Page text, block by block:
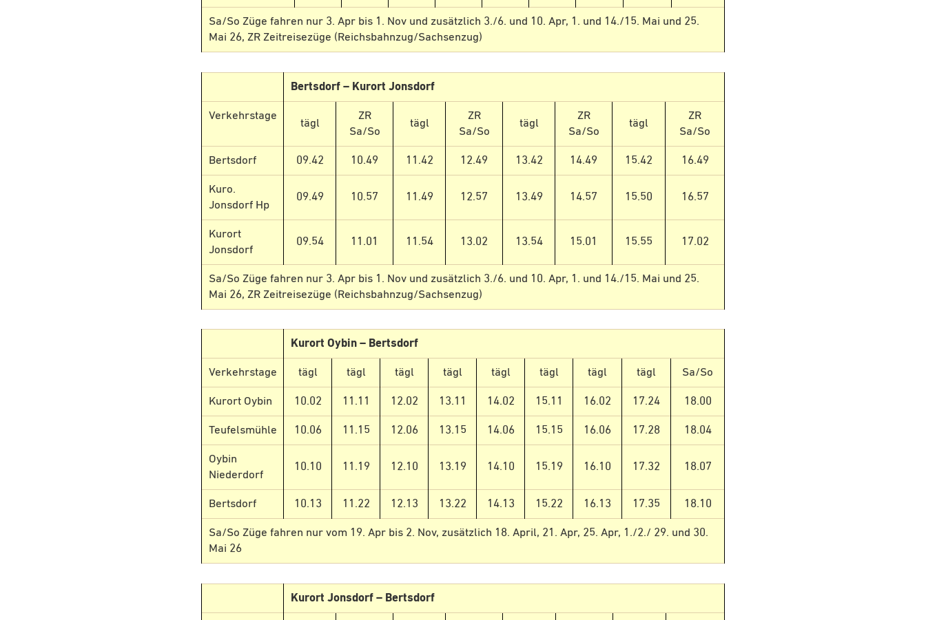
Sa/So Züge fahren nur 3. Apr bis 1. Nov und zusätzlich 3./6. und 10. Apr, 1. und 14./15. Mai und 25.
Mai 26, ZR Zeitreisezüge (Reichsbahnzug/Sachsenzug)
Bertsdorf – Kurort Jonsdorf
Verkehrstage
tägl
ZR
Sa/So
tägl
ZR
Sa/So
tägl
ZR
Sa/So
tägl
ZR
Sa/So
Bertsdorf 09.42 10.49 11.42 12.49 13.42 14.49 15.42 16.49
Kuro.
Jonsdorf Hp
09.49 10.57 11.49 12.57 13.49 14.57 15.50 16.57
Kurort
Jonsdorf
09.54 11.01 11.54 13.02 13.54 15.01 15.55 17.02
Sa/So Züge fahren nur 3. Apr bis 1. Nov und zusätzlich 3./6. und 10. Apr, 1. und 14./15. Mai und 25.
Mai 26, ZR Zeitreisezüge (Reichsbahnzug/Sachsenzug)
Kurort Oybin – Bertsdorf
Verkehrstage tägl tägl tägl tägl tägl tägl tägl tägl Sa/So
Kurort Oybin 10.02 11.11 12.02 13.11 14.02 15.11 16.02 17.24 18.00
Teufelsmühle 10.06 11.15 12.06 13.15 14.06 15.15 16.06 17.28 18.04
Oybin
Niederdorf
10.10 11.19 12.10 13.19 14.10 15.19 16.10 17.32 18.07
Bertsdorf 10.13 11.22 12.13 13.22 14.13 15.22 16.13 17.35 18.10
Sa/So Züge fahren nur vom 19. Apr bis 2. Nov, zusätzlich 18. April, 21. Apr, 25. Apr, 1./2./ 29. und 30.
Mai 26
Kurort Jonsdorf – Bertsdorf